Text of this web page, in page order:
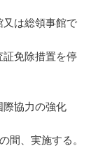
又は総領事館で
証免除措置を停
協力の強化
間、実施する。